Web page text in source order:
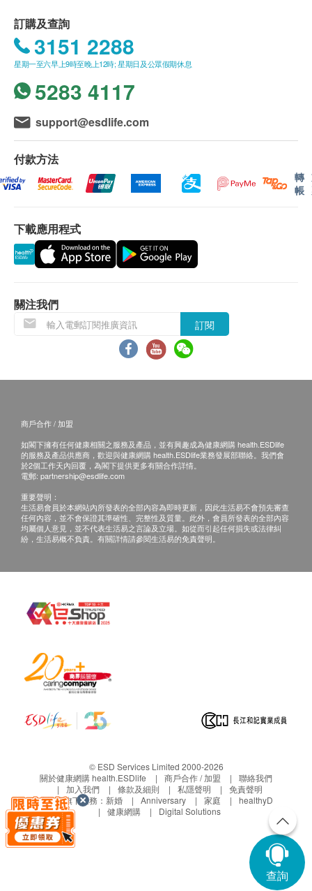
不排除運送時間會因節日而有所影響。當八號烈風訊號
懸掛或黑色暴雨警告生效時，送貨服務時間將會延遲。
所有訂單須視乎相關貨品的供應情況再作最後確認。倘
若健康網購health.ESDlife未能提供任何訂單上的貨
品，健康網購health.ESDlife有權拒絕接受該訂單，並
且會於送貨前透過電話或電郵通知顧客再作安排。
退換條款：
當顧客收取已訂購之貨品時，有責任檢查貨品是否有損
毀情況，一經確認簽收，恕不接受退換。
退換產品必須包裝完整，如退換之產品有任何殘缺或過
期退回，供應商有權不受理。
本，並於送貨後3個工作天內按下列方式聯絡 泰山企業
貿易公司 客戶服務部跟進。
電郵: info@taisan.com
訂購及查詢
3151 2288
星期一至六早上9時至晚上12時; 星期日及公眾假期休息
5283 4117
support@esdlife.com
付款方法
轉
帳
下載應用程式
關注我們
訂閱
商戶合作 / 加盟
如閣下擁有任何健康相關之服務及產品，並有興趣成為健康網購 health.ESDlife
的服務及產品供應商，歡迎與健康網購 health.ESDlife業務發展部聯絡。我們會
於2個工作天內回覆，為閣下提供更多有關合作詳情。
電郵: partnership@esdlife.com
重要聲明：
生活易會員於本網站內所發表的全部內容為即時更新，因此生活易不會預先審查
任何內容，並不會保證其準確性、完整性及質量。此外，會員所發表的全部內容
均屬個人意見，並不代表生活易之言論及立場。如從而引起任何損失或法律糾
紛，生活易概不負責。有關詳情請參閱生活易的免責聲明。
© ESD Services Limited 2000-2026
關於健康網購 health.ESDlife
商戶合作 / 加盟
聯絡我們
加入我們
條款及細則 私隱聲明
免責聲明
生活易旗下業務： 新婚 Anniversary 家庭
healthyD
健康網購
Digital Solutions
查詢